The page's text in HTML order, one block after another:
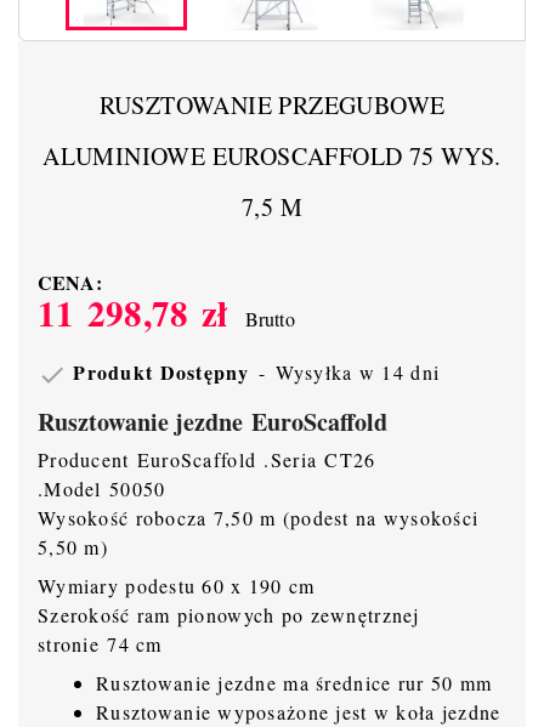
RUSZTOWANIE PRZEGUBOWE
ALUMINIOWE EUROSCAFFOLD 75 WYS.
7,5 M
CENA:
11 298,78 zł Brutto
 Produkt Dostępny Wysyłka w 14 dni
Rusztowanie jezdne EuroScaffold
Producent EuroScaffold .Seria CT26
.Model 50050
Wysokość robocza 7,50 m (podest na wysokości
5,50 m)
Wymiary podestu 60 x 190 cm
Szerokość ram pionowych po zewnętrznej
stronie 74 cm
Rusztowanie jezdne ma średnice rur 50 mm
Rusztowanie wyposażone jest w koła jezdne